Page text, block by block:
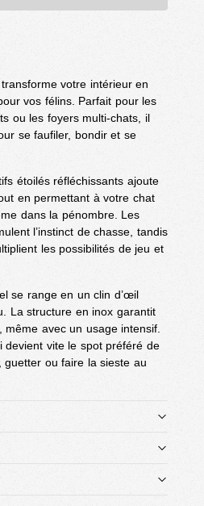
votre intérieur en
vos félins. Parfait pour les
ou les foyers multi-chats, il
se faufiler, bondir et se
étoilés réfléchissants ajoute
en permettant à votre chat
dans la pénombre. Les
l’instinct de chasse, tandis
les possibilités de jeu et
se range en un clin d’œil
La structure en inox garantit
avec un usage intensif.
devient vite le spot préféré de
ou faire la sieste au